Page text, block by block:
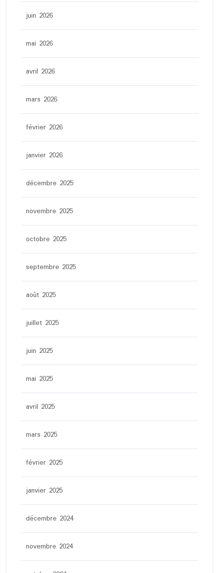
juin 2026
mai 2026
avril 2026
mars 2026
février 2026
janvier 2026
décembre 2025
novembre 2025
octobre 2025
septembre 2025
août 2025
juillet 2025
juin 2025
mai 2025
avril 2025
mars 2025
février 2025
janvier 2025
décembre 2024
novembre 2024